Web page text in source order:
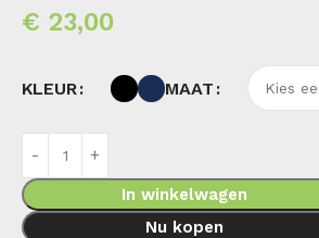
€ 23,00
KLEUR MAAT
In winkelwagen
Nu kopen